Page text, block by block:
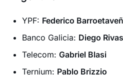
YPF: Federico
Banco Galicia: Diego Rivas
Telecom: Gabriel Blasi
Ternium: Pablo Brizzio